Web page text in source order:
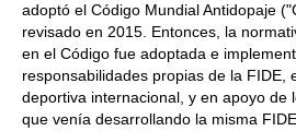
adoptó el Código Mundial Antidopaje
revisado en 2015. Entonces, la
en el Código fue adoptada e
responsabilidades propias de la FIDE,
deportiva internacional, y en apoyo de
que venía desarrollando la misma